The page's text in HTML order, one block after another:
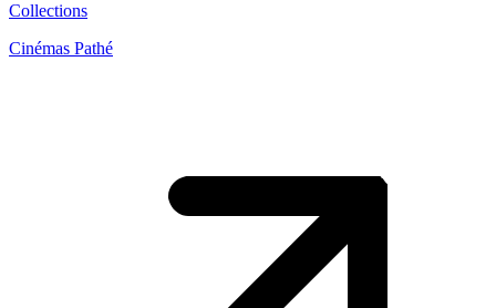
Collections
Cinémas Pathé